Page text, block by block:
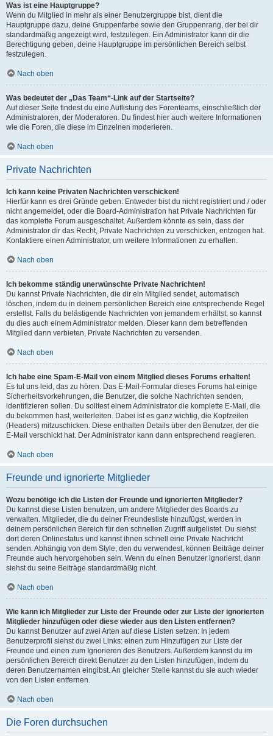
Was ist eine Hauptgruppe?
Wenn du Mitglied in mehr als einer Benutzergruppe bist, dient die
Hauptgruppe dazu, deine Gruppenfarbe sowie den Gruppenrang, der bei dir
standardmäßig angezeigt wird, festzulegen. Ein Administrator kann dir die
Berechtigung geben, deine Hauptgruppe im persönlichen Bereich selbst
festzulegen.
Nach oben
Was bedeutet der „Das Team“-Link auf der Startseite?
Auf dieser Seite findest du eine Auflistung des Forenteams, einschließlich der
Administratoren, der Moderatoren. Du findest hier auch weitere Informationen
wie die Foren, die diese im Einzelnen moderieren.
Nach oben
Private Nachrichten
Ich kann keine Privaten Nachrichten verschicken!
Hierfür kann es drei Gründe geben: Entweder bist du nicht registriert und / oder
nicht angemeldet, oder die Board-Administration hat Private Nachrichten für
das komplette Forum ausgeschaltet. Außerdem könnte es sein, dass der
Administrator dir das Recht, Private Nachrichten zu verschicken, entzogen hat.
Kontaktiere einen Administrator, um weitere Informationen zu erhalten.
Nach oben
Ich bekomme ständig unerwünschte Private Nachrichten!
Du kannst Private Nachrichten, die dir ein Mitglied sendet, automatisch
löschen, indem du in deinem persönlichen Bereich eine entsprechende Regel
erstellst. Falls du belästigende Nachrichten von jemandem erhältst, so kannst
du dies auch einem Administrator melden. Dieser kann dem betreffenden
Mitglied dann verbieten, Private Nachrichten zu versenden.
Nach oben
Ich habe eine Spam-E-Mail von einem Mitglied dieses Forums erhalten!
Es tut uns leid, das zu hören. Das E-Mail-Formular dieses Forums hat einige
Sicherheitsvorkehrungen, die Benutzer, die solche Nachrichten senden,
identifizieren sollen. Du solltest einem Administrator die komplette E-Mail, die
du bekommen hast, weiterleiten. Dabei ist es ganz wichtig, die Kopfzeilen
(Headers) mitzuschicken. Diese enthalten Details über den Benutzer, der die
E-Mail verschickt hat. Der Administrator kann dann entsprechend reagieren.
Nach oben
Freunde und ignorierte Mitglieder
Wozu benötige ich die Listen der Freunde und ignorierten Mitglieder?
Du kannst diese Listen benutzen, um andere Mitglieder des Boards zu
verwalten. Mitglieder, die du deiner Freundesliste hinzufügst, werden in
deinem persönlichen Bereich für den schnellen Zugriff aufgelistet. Du siehst
dort deren Onlinestatus und kannst ihnen schnell eine Private Nachricht
senden. Abhängig von dem Style, den du verwendest, können Beiträge deiner
Freunde auch hervorgehoben sein. Wenn du einen Benutzer ignorierst, dann
siehst du seine Beiträge standardmäßig nicht.
Nach oben
Wie kann ich Mitglieder zur Liste der Freunde oder zur Liste der ignorierten
Mitglieder hinzufügen oder diese wieder aus den Listen entfernen?
Du kannst Benutzer auf zwei Arten auf diese Listen setzen: In jedem
Benutzerprofil siehst du zwei Links: einen zum Hinzufügen zur Liste der
Freunde und einen zum Ignorieren des Benutzers. Außerdem kannst du im
persönlichen Bereich direkt Benutzer zu den Listen hinzufügen, indem du
deren Benutzernamen eingibst. An gleicher Stelle kannst du sie auch wieder
von den Listen entfernen.
Nach oben
Die Foren durchsuchen